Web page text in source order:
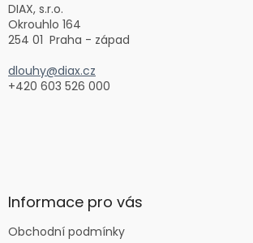
DIAX, s.r.o.
Okrouhlo 164
254 01 Praha - západ
dlouhy@diax.cz
+420 603 526 000
Informace pro vás
Obchodní podmínky